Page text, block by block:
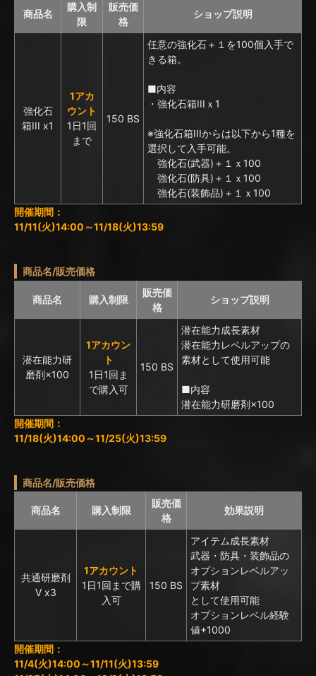
商品名
購入制
限
販売価
格
ショップ説明
強化石
箱III x1
1アカ
ウント
1日1回
まで
150 BS
任意の強化石＋１を100個入手で
きる箱。
■内容
・強化石箱IIIｘ1
※強化石箱IIIからは以下から1種を
選択して入手可能。
強化石(武器)＋１ｘ100
強化石(防具)＋１ｘ100
強化石(装飾品)＋１ｘ100
開催期間：
11/11(火)14:00～11/18(火)13:59
商品名/販売価格
商品名 購入制限
販売価
格
ショップ説明
潜在能力研
磨剤×100
1アカウン
ト
1日1回ま
で購入可
150 BS
潜在能力成長素材
潜在能力レベルアップの
素材として使用可能
■内容
潜在能力研磨剤×100
開催期間：
11/18(火)14:00～11/25(火)13:59
商品名/販売価格
商品名 購入制限
販売価
格
効果説明
共通研磨剤
Ⅴ x3
1アカウント
1日1回まで購
入可
150 BS
アイテム成長素材
武器・防具・装飾品の
オプションレベルアッ
プ素材
として使用可能
オプションレベル経験
値+1000
開催期間：
11/4(火)14:00～11/11(火)13:59